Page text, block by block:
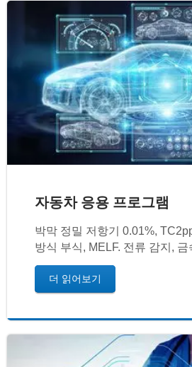
자동차 응용 프로그램
박막 정밀 저항기 0.01%,
방식 부식, MELF. 전류 감지, 금
더 읽어보기